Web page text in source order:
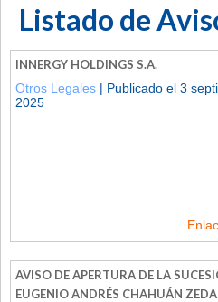
Listado de
INNERGY HOLDINGS S.A.
Otros Legales | Publicado el 3
2025
AVISO DE APERTURA DE LA
EUGENIO ANDRÉS CHAHUÁN